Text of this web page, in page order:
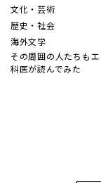
文化・芸術
歴史・社会
海外文学
その周囲の人たちも
科医が読んでみた